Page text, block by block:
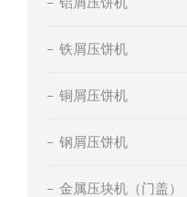
铁屑压饼机
铜屑压饼机
钢屑压饼机
金属压块机（门盖）